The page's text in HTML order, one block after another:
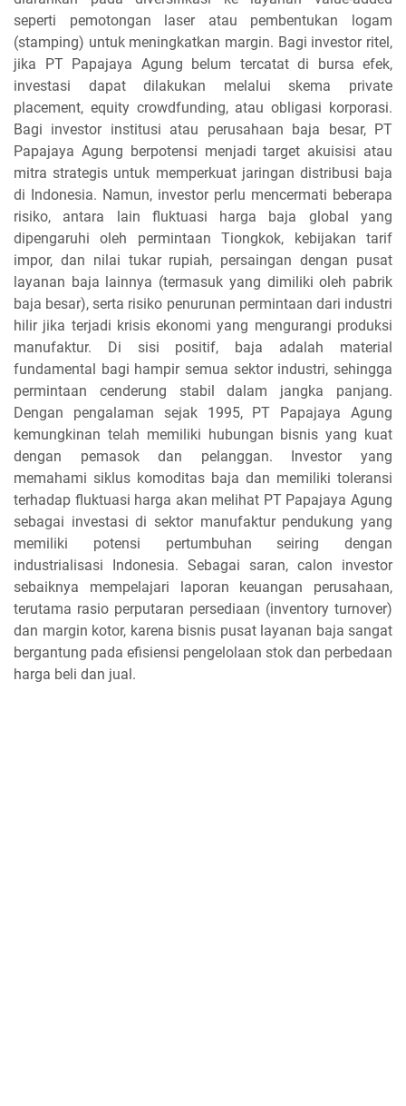
seperti pemotongan laser atau pembentukan logam
(stamping) untuk meningkatkan margin. Bagi investor ritel,
jika PT Papajaya Agung belum tercatat di bursa efek,
investasi dapat dilakukan melalui skema private
placement, equity crowdfunding, atau obligasi korporasi.
Bagi investor institusi atau perusahaan baja besar, PT
Papajaya Agung berpotensi menjadi target akuisisi atau
mitra strategis untuk memperkuat jaringan distribusi baja
di Indonesia. Namun, investor perlu mencermati beberapa
risiko, antara lain fluktuasi harga baja global yang
dipengaruhi oleh permintaan Tiongkok, kebijakan tarif
impor, dan nilai tukar rupiah, persaingan dengan pusat
layanan baja lainnya (termasuk yang dimiliki oleh pabrik
baja besar), serta risiko penurunan permintaan dari industri
hilir jika terjadi krisis ekonomi yang mengurangi produksi
manufaktur. Di sisi positif, baja adalah material
fundamental bagi hampir semua sektor industri, sehingga
permintaan cenderung stabil dalam jangka panjang.
Dengan pengalaman sejak 1995, PT Papajaya Agung
kemungkinan telah memiliki hubungan bisnis yang kuat
dengan pemasok dan pelanggan. Investor yang
memahami siklus komoditas baja dan memiliki toleransi
terhadap fluktuasi harga akan melihat PT Papajaya Agung
sebagai investasi di sektor manufaktur pendukung yang
memiliki potensi pertumbuhan seiring dengan
industrialisasi Indonesia. Sebagai saran, calon investor
sebaiknya mempelajari laporan keuangan perusahaan,
terutama rasio perputaran persediaan (inventory turnover)
dan margin kotor, karena bisnis pusat layanan baja sangat
bergantung pada efisiensi pengelolaan stok dan perbedaan
harga beli dan jual.